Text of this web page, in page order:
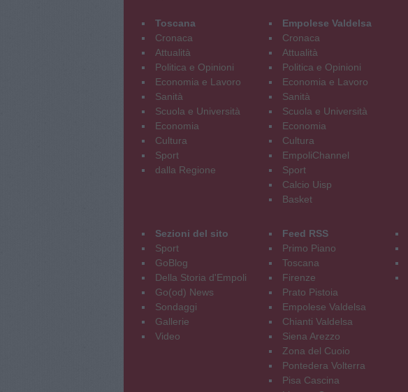
Toscana
Cronaca
Attualità
Politica e Opinioni
Economia e Lavoro
Sanità
Scuola e Università
Economia
Cultura
Sport
dalla Regione
Empolese Valdelsa
Cronaca
Attualità
Politica e Opinioni
Economia e Lavoro
Sanità
Scuola e Università
Economia
Cultura
EmpoliChannel
Sport
Calcio Uisp
Basket
Sezioni del sito
Sport
GoBlog
Della Storia d'Empoli
Go(od) News
Sondaggi
Gallerie
Video
Feed RSS
Primo Piano
Toscana
Firenze
Prato Pistoia
Empolese Valdelsa
Chianti Valdelsa
Siena Arezzo
Zona del Cuoio
Pontedera Volterra
Pisa Cascina